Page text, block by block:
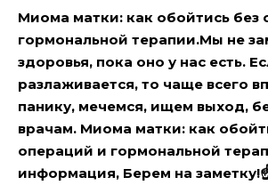
Миома матки: как обойтись без
гормональной терапии.Мы не
здоровья, пока оно у нас есть.
разлаживается, то чаще всего
панику, мечемся, ищем выход,
врачам. Миома матки: как
операций и гормональной
информация, Берем на заметку!